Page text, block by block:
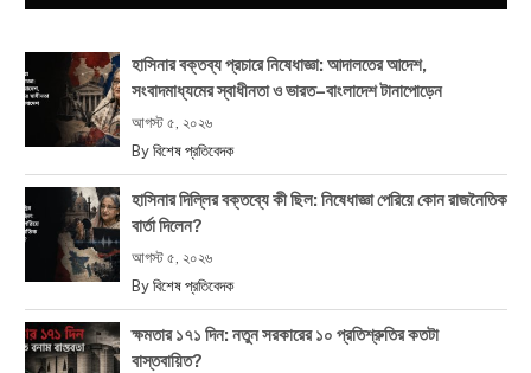
হাসিনার বক্তব্য প্রচারে নিষেধাজ্ঞা: আদালতের আদেশ,
সংবাদমাধ্যমের স্বাধীনতা ও ভারত–বাংলাদেশ টানাপোড়েন
আগস্ট ৫, ২০২৬
By বিশেষ প্রতিবেদক
হাসিনার দিল্লির বক্তব্যে কী ছিল: নিষেধাজ্ঞা পেরিয়ে কোন রাজনৈতিক
বার্তা দিলেন?
আগস্ট ৫, ২০২৬
By বিশেষ প্রতিবেদক
ক্ষমতার ১৭১ দিন: নতুন সরকারের ১০ প্রতিশ্রুতির কতটা
বাস্তবায়িত?